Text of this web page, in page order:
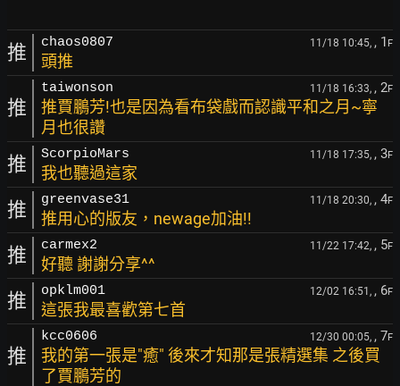
推 chaos0807 11/18 10:45, , 1 F
頭推
推
taiwonson 11/18 16:33, , 2F
推賈鵬芳!也是因為看布袋戲而認識平和之月~寧
月也很讚
推 ScorpioMars 11/18 17:35, , 3F
我也聽過這家
推 greenvase31 11/18 20:30, , 4F
推用心的版友，newage加油!!
推 carmex2 11/22 17:42, , 5F
好聽 謝謝分享^^
推 opklm001 12/02 16:51, , 6F
這張我最喜歡第七首
推
kcc0606 12/30 00:05, , 7F
我的第一張是"癒" 後來才知那是張精選集 之後買
了賈鵬芳的